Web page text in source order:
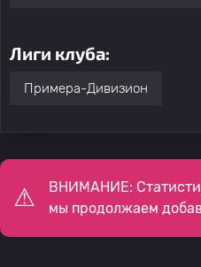
Лиги клуба:
Примера-Дивизион
ВНИМАНИЕ:
мы продолжаем